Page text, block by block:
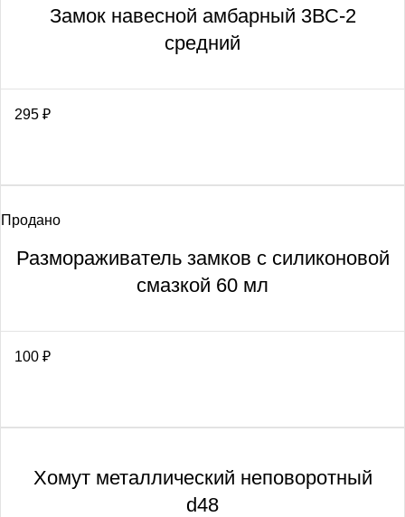
Замок навесной амбарный 3ВС-2
средний
295 ₽
Продано
Размораживатель замков с силиконовой
смазкой 60 мл
100 ₽
Хомут металлический неповоротный
d48